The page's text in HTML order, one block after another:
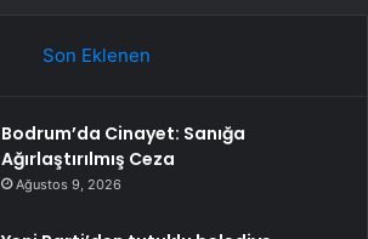
Son Eklenen
Bodrum’da Cinayet: Sanığa
Ağırlaştırılmış Ceza
Ağustos 9, 2026